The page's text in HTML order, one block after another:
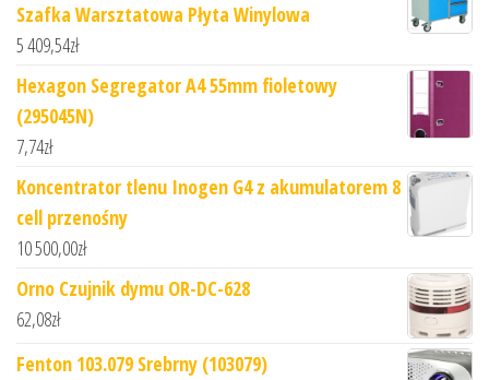
Szafka Warsztatowa Płyta Winylowa
5 409,54zł
Hexagon Segregator A4 55mm fioletowy
(295045N)
7,74zł
Koncentrator tlenu Inogen G4 z akumulatorem 8
cell przenośny
10 500,00zł
Orno Czujnik dymu OR-DC-628
62,08zł
Fenton 103.079 Srebrny (103079)